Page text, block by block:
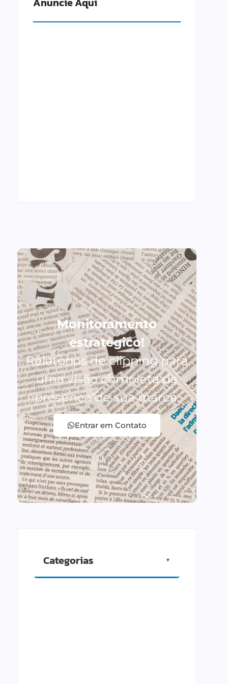
Monitoramento
estratégico!
Relatórios de clipping para
uma visão completa da
presença de sua marca.
Entrar em Contato
Categorias ▼